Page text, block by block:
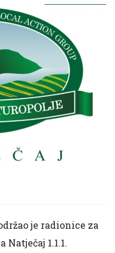
je radionice za
1.1.1.